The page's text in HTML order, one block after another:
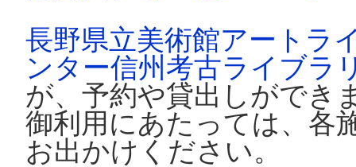
長野県立美術館アートラ
ンター信州考古ライブラ
が、予約や貸出しができ
御利用にあたっては、各
お出かけください。